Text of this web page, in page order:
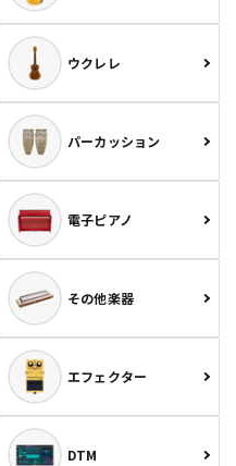
ウクレレ
パーカッション
電子ピアノ
その他楽器
エフェクター
DTM